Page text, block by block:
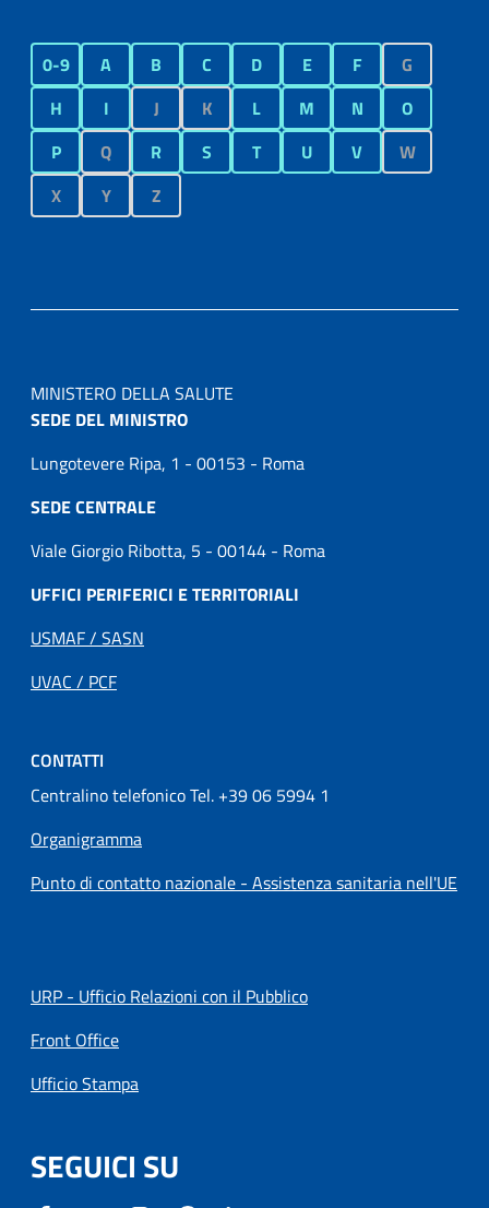
0-9 A B C D E F
G
H
I J K L M N
O
P
Q R S T U V
W
X
Y Z
MINISTERO DELLA SALUTE
SEDE DEL MINISTRO
Lungotevere Ripa, 1 - 00153 - Roma
SEDE CENTRALE
Viale Giorgio Ribotta, 5 - 00144 - Roma
UFFICI PERIFERICI E TERRITORIALI
USMAF / SASN
UVAC / PCF
CONTATTI
Centralino telefonico Tel. +39 06 5994 1
Organigramma
Punto di contatto nazionale - Assistenza sanitaria nell'UE
URP - Ufficio Relazioni con il Pubblico
Front Office
Ufficio Stampa
SEGUICI SU